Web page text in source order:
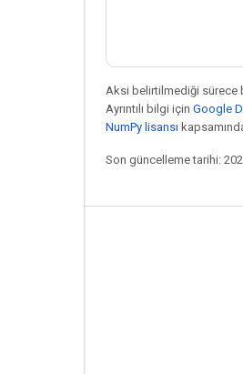
Aksi belirtilmediği sürece
Ayrıntılı bilgi için Google
NumPy lisansı
Son güncelleme tarihi: